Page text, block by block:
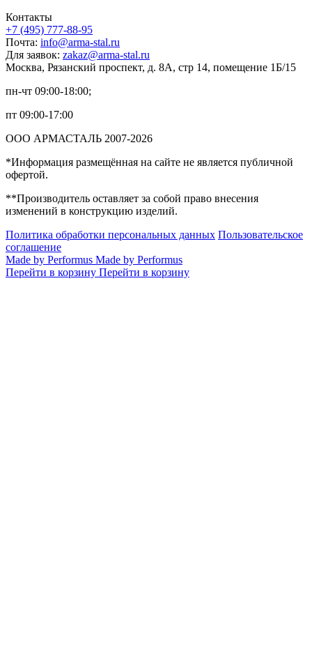
Контакты
+7 (495) 777-88-95
Почта: info@arma-stal.ru
Для заявок: zakaz@arma-stal.ru
Москва, Рязанский проспект, д. 8А, стр 14, помещение 1Б/15
пн-чт 09:00-18:00;
пт 09:00-17:00
ООО АРМАСТАЛЬ 2007-2026
*Информация размещённая на сайте не является публичной
офертой.
**Производитель оставляет за собой право внесения
изменений в конструкцию изделий.
Политика обработки персональных данных Пользовательское
соглашение
Made by Performus Made by Performus
Перейти в корзину Перейти в корзину